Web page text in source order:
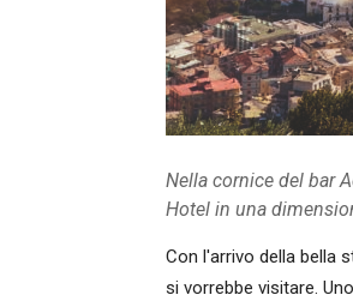
Nella cornice del bar
Hotel in una
Con l'arrivo della bella
si vorrebbe visitare.